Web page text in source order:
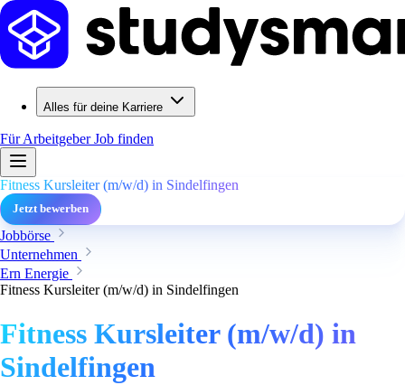
Alles für deine Karriere
Für ArbeitgeberJob finden
Fitness Kursleiter (m/w/d) in Sindelfingen
Jetzt bewerben
Jobbörse
Unternehmen
Ern Energie
Fitness Kursleiter (m/w/d) in Sindelfingen
Fitness Kursleiter (m/w/d) in
Sindelfingen